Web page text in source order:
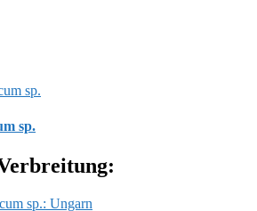
sp.